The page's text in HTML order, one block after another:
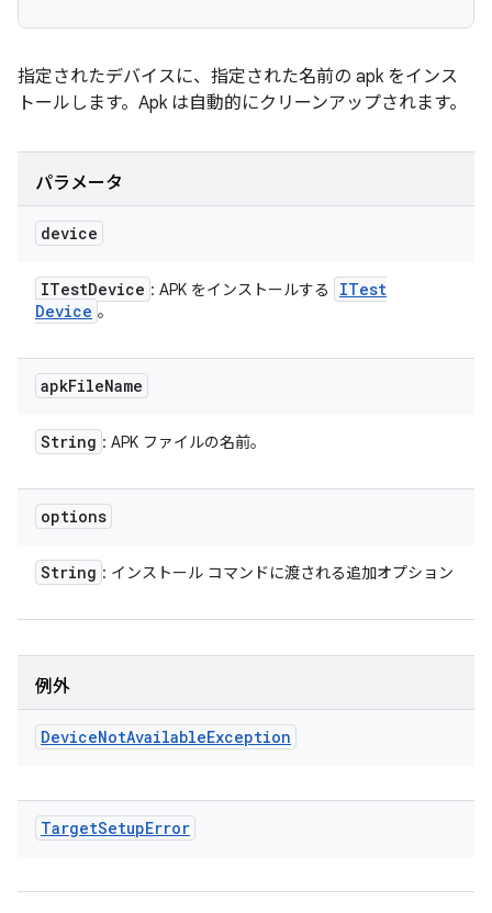
指定されたデバイスに、指定された名前の apk をインス
トールします。Apk は自動的にクリーンアップされます。
パラメータ
device
ITestDevice : APK をインストールする
ITest
Device 。
apkFileName
String : APK ファイルの名前。
options
String : インストール コマンドに渡される追加オプション
例外
DeviceNotAvailableException
TargetSetupError